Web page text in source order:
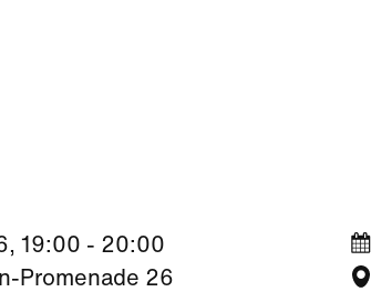
19:00 - 20:00
Promenade 26